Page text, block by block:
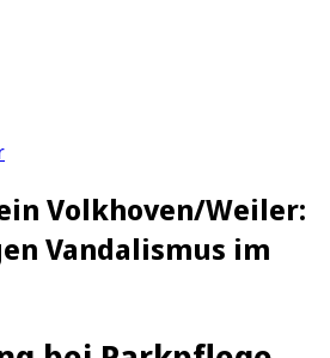
Volkhoven/Weiler:
Vandalismus im